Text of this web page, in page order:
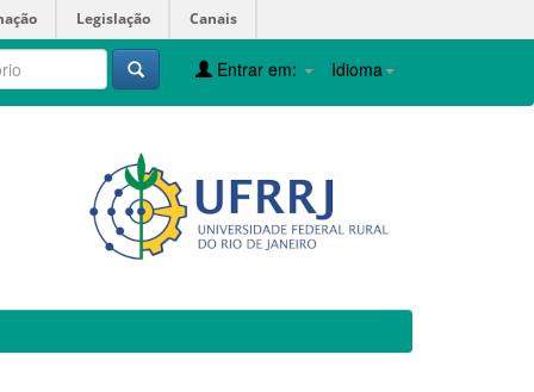
Legislação Canais
Idioma
Entrar em: